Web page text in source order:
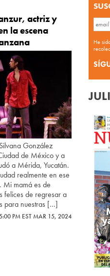
actriz y
la escena
González
de México y a
a Mérida, Yucatán.
realmente en ese
Mi mamá es de
felices de regresar a
para nuestras […]
PM EST MAR 15, 2024
He